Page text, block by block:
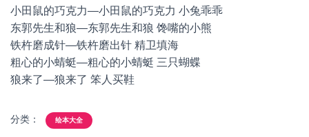
小田鼠的巧克力—小田鼠的巧克力 小兔乖乖
东郭先生和狼—东郭先生和狼 馋嘴的小熊
铁杵磨成针—铁杵磨出针 精卫填海
粗心的小蜻蜓—粗心的小蜻蜓 三只蝴蝶
狼来了—狼来了 笨人买鞋
分类： 绘本大全